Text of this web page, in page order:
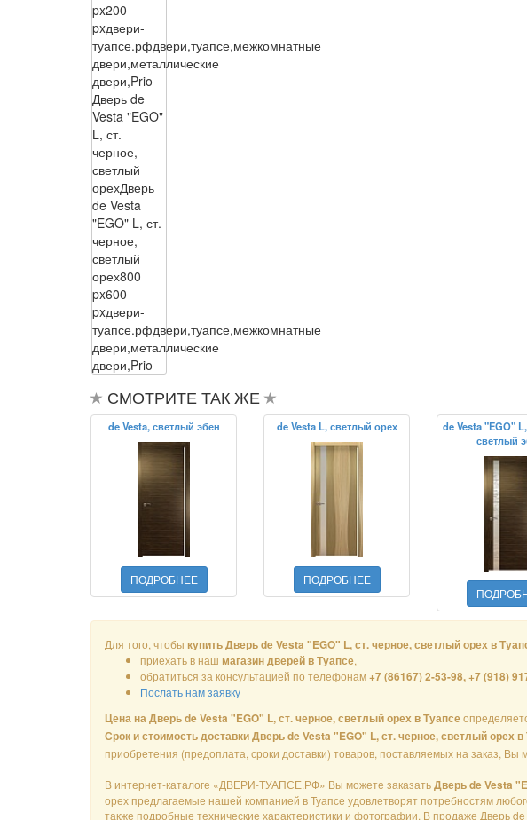
px200
pxдвери-
туапсе.рфдвери,туапсе,межкомнатные
двери,металлические
двери,Prio
Дверь de
Vesta "EGO"
L, ст.
черное,
светлый
орехДверь
de Vesta
"EGO" L, ст.
черное,
светлый
орех800
px600
pxдвери-
туапсе.рфдвери,туапсе,межкомнатные
двери,металлические
двери,Prio
СМОТРИТЕ ТАК ЖЕ
de Vesta, светлый эбен
ПОДРОБНЕЕ
de Vesta L, светлый орех
ПОДРОБНЕЕ
de Vesta "EGO"
светлый
Для того, чтобы купить Дверь de Vesta "EGO" L, ст. черное, светлый орех в
приехать в наш магазин дверей в Туапсе,
обратиться за консультацией по телефонам+7 (86167) 2-53-98, +7 (918)
Послать нам заявку
Цена на Дверь de Vesta "EGO" L, ст. черное, светлый орех в Туапсе
Срок и стоимость доставки Дверь de Vesta "EGO" L, ст. черное, светлый орех в
приобретения (предоплата, сроки доставки) товаров, поставляемых на заказ,
В интернет-каталоге «ДВЕРИ-ТУАПСЕ.РФ» Вы можете заказатьДверь de Vesta
орех предлагаемые нашей компанией в Туапсе удовлетворят потребностям
также подробные технические характеристики и фотографии. В продаже Дверь